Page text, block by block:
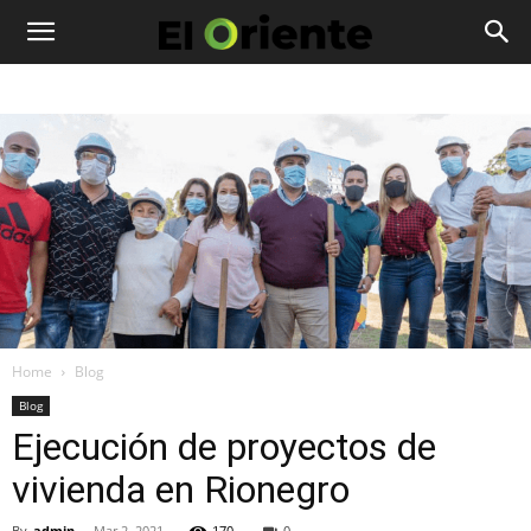
Home Blog
Blog
Ejecución de proyectos de
vivienda en Rionegro